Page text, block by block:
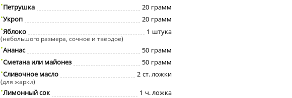
Петрушка
20 грамм
Укроп
20 грамм
Яблоко
1 штука
(небольшого размера, сочное и твёрдое)
Ананас 50 грамм
Сметана или майонез
50 грамм
Сливочное масло
2 ст. ложки
(для жарки)
Лимонный сок 1 ч. ложка